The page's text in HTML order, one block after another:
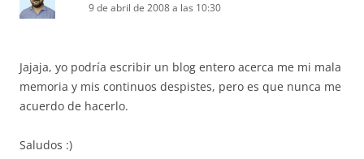
9 de abril de 2008 a las 10:30
Jajaja, yo podría escribir un blog entero acerca me mi mala
memoria y mis continuos despistes, pero es que nunca me
acuerdo de hacerlo.
Saludos :)